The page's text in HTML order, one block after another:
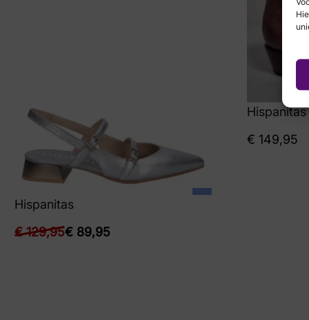
Hispanitas
€129,95€ 89,95
Hispanitas
€ 149,95